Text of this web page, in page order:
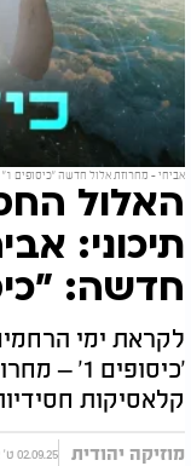
אביחי - מחרוזת אלול חדשה "כיסופים 1"
האלול
תיכוני:
חדשה:
לקראת ימי
'כיסופים
קלאסיקות
מוזיקה יהודית 02.09.25 ט' אלול התשפ"ה